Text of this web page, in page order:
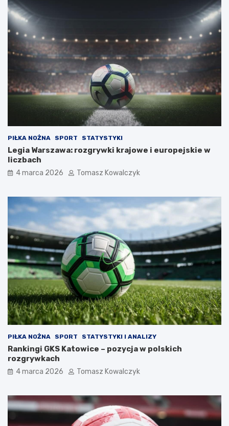
PIŁKA NOŻNA SPORT STATYSTYKI
Legia Warszawa: rozgrywki krajowe i europejskie w
liczbach
4 marca 2026 Tomasz Kowalczyk
PIŁKA NOŻNA SPORT STATYSTYKI I ANALIZY
Rankingi GKS Katowice – pozycja w polskich
rozgrywkach
4 marca 2026 Tomasz Kowalczyk